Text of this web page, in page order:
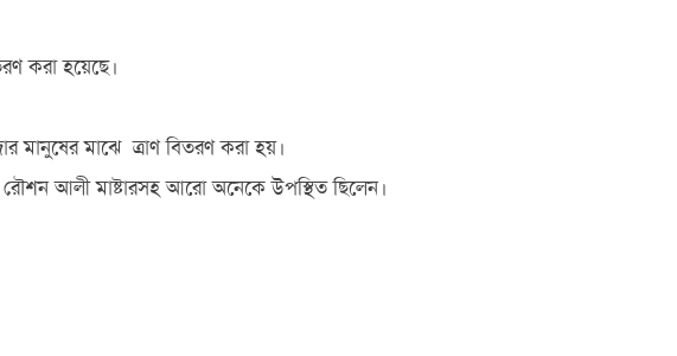
করা হয়েছে।
মানুষের মাঝে ত্রাণ বিতরণ করা হয়।
আলী মাষ্টারসহ আরো অনেকে উপস্থিত ছিলেন।